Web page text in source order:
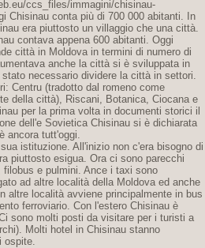
ccs_files/immagini/chisinau-
Chisinau conta più di 700 000 abitanti. In
era piuttosto un villaggio che una città.
contava appena 600 abitanti. Oggi
città in Moldova in termini di numero di
anche la città si è sviluppata in
necessario dividere la città in settori.
Centru (tradotto dal romeno come
della città), Riscani, Botanica, Ciocana e
per la prima volta in documenti storici il
dell'e Sovietica Chisinau si è dichiarata
ancora tutt'oggi.
istituzione. All'inizio non c'era bisogno di
piuttosto esigua. Ora ci sono parecchi
e pulmini. Ance i taxi sono
ad altre località della Moldova ed anche
altre località avviene principalmente in bus
ferroviario. Con l'estero Chisinau è
sono molti posti da visitare per i turisti a
Molti hotel in Chisinau stanno
ospite.